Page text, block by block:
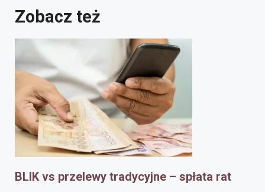
Zobacz też
BLIK vs przelewy tradycyjne – spłata rat